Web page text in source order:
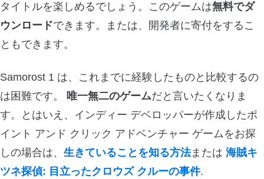
タイトルを楽しめるでしょう。このゲームは無料でダ
ウンロードできます。または、開発者に寄付をするこ
ともできます。
Samorost 1 は、これまでに経験したものと比較するの
は困難です。 唯一無二のゲームだと言いたくなりま
す。とはいえ、インディー デベロッパーが作成したポ
イント アンド クリック アドベンチャー ゲームをお探
しの場合は、 生きていることを知る方法または 海賊キ
ツネ探偵: 目立ったクロウズ クルーの事件.